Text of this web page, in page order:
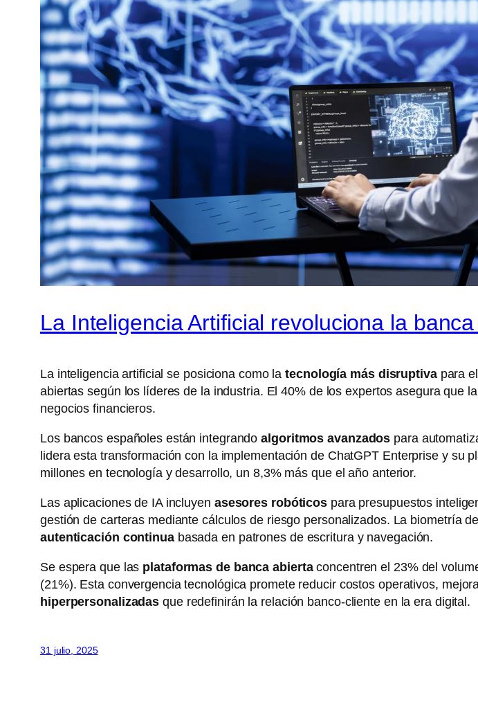
La Inteligencia Artificial revoluciona la
La inteligencia artificial se posiciona como latecnología más disruptivapara el
abiertas según los líderes de la industria. El 40% de los expertos asegura que
negocios financieros.
Los bancos españoles están integrandoalgoritmos avanzados para
lidera esta transformación con la implementación de ChatGPT Enterprise y su
millones en tecnología y desarrollo, un 8,3% más que el año anterior.
Las aplicaciones de IA incluyen asesores robóticos para presupuestos
gestión de carteras mediante cálculos de riesgo personalizados. La biometría
autenticación continuabasada en patrones de escritura y navegación.
Se espera que las plataformas de banca abiertaconcentren el 23% del
(21%). Esta convergencia tecnológica promete reducir costos operativos,
hiperpersonalizadas que redefinirán la relación banco-cliente en la era digital.
31 julio, 2025